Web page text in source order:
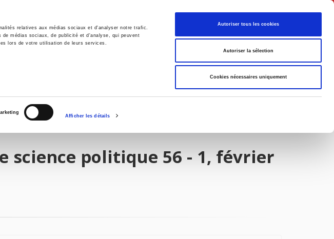
relatives aux médias sociaux et d'analyser notre trafic.
médias sociaux, de publicité et d'analyse, qui peuvent
lors de votre utilisation de leurs services.
Afficher les détails
Autoriser tous les cookies
Autoriser la sélection
Cookies nécessaires uniquement
Français
International
science politique 56 - 1, février